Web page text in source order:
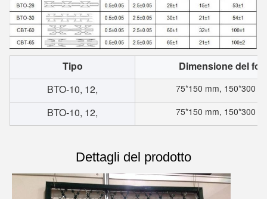
Tipo
Dimensione del
BTO-10, 12,
75*150 mm, 150*300
BTO-10, 12, 75*150 mm, 150*300
Dettagli del prodotto